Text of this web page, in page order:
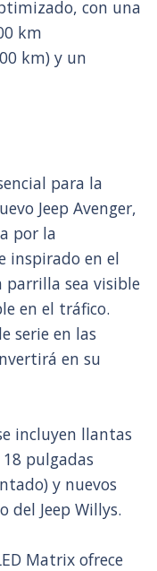
con una
km
km) y un
para la
Jeep Avenger,
por la
inspirado en el
parrilla sea visible
en el tráfico.
serie en las
en su
incluyen llantas
pulgadas
y nuevos
del Jeep Willys.
Matrix ofrece